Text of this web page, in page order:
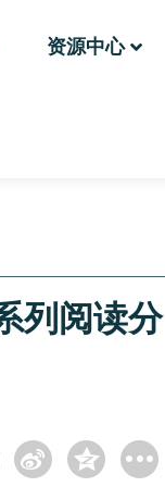
资源中心
列阅读分